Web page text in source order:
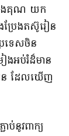
ដឹងគុណ យក
រែងតស៊ូរៀន
ទេសចិន
ងអប់រំដ៏មាន
ន ដែលឃើញ
ប់នូវពាក្យ